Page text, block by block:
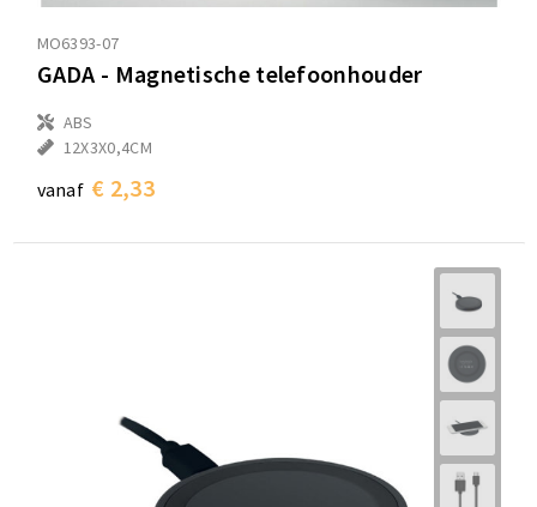
MO6393-07
GADA - Magnetische telefoonhouder
ABS
12X3X0,4CM
vanaf € 2,33